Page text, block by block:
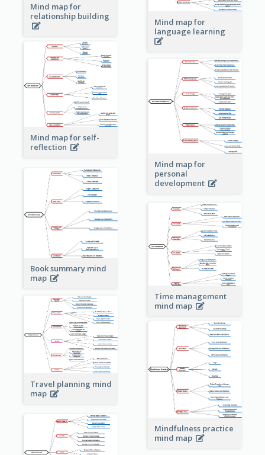
Mind map for
relationship building
Mind map for
language learning
Mind map for self-
reflection
Mind map for
personal
development
Book summary mind
map
Time management
mind map
Travel planning mind
map
Mindfulness practice
mind map